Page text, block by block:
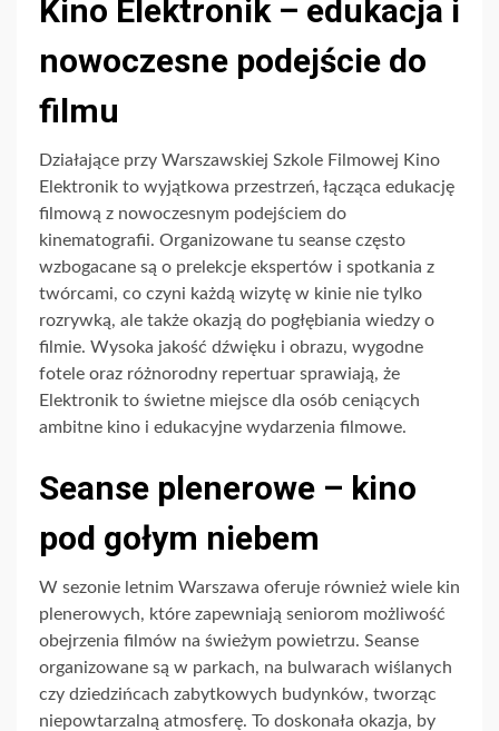
Kino Elektronik – edukacja i
nowoczesne podejście do
filmu
Działające przy Warszawskiej Szkole Filmowej Kino
Elektronik to wyjątkowa przestrzeń, łącząca edukację
filmową z nowoczesnym podejściem do
kinematografii. Organizowane tu seanse często
wzbogacane są o prelekcje ekspertów i spotkania z
twórcami, co czyni każdą wizytę w kinie nie tylko
rozrywką, ale także okazją do pogłębiania wiedzy o
filmie. Wysoka jakość dźwięku i obrazu, wygodne
fotele oraz różnorodny repertuar sprawiają, że
Elektronik to świetne miejsce dla osób ceniących
ambitne kino i edukacyjne wydarzenia filmowe.
Seanse plenerowe – kino
pod gołym niebem
W sezonie letnim Warszawa oferuje również wiele kin
plenerowych, które zapewniają seniorom możliwość
obejrzenia filmów na świeżym powietrzu. Seanse
organizowane są w parkach, na bulwarach wiślanych
czy dziedzińcach zabytkowych budynków, tworząc
niepowtarzalną atmosferę. To doskonała okazja, by